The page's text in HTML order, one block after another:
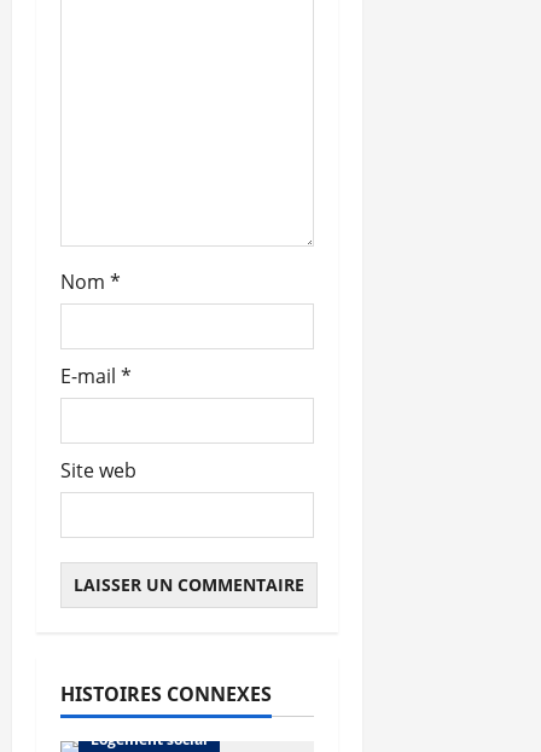
l
Nom *
E-mail *
Site web
HISTOIRES CONNEXES
L'actualité du neuf
Logement social